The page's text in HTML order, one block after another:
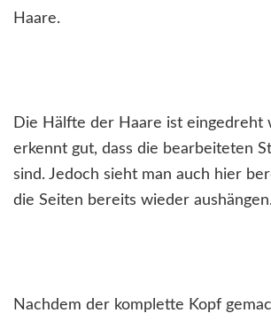
Haare.
Die Hälfte der Haare ist eingedreht
erkennt gut, dass die bearbeiteten
sind. Jedoch sieht man auch hier
die Seiten bereits wieder
Nachdem der komplette Kopf